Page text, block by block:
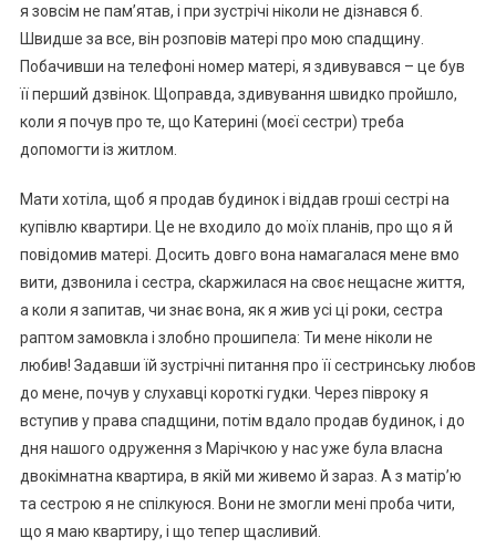
я зовсім не пам’ятав, і при зустрічі ніколи не дізнався б.
Швидше за все, він розповів матері про мою спадщину.
Побачивши на телефоні номер матері, я здивувався – це був
її перший дзвінок. Щоправда, здивування швидко пройшло,
коли я почув про те, що Катерині (моєї сестри) треба
допомогти із житлом.
Мати хотіла, щоб я продав будинок і віддав rроші сестрі на
купівлю квартири. Це не входило до моїх планів, про що я й
повідомив матері. Досить довго вона намагалася мене вмо
вити, дзвонила і сестра, сkаржилася на своє нещасне життя,
а коли я запитав, чи знає вона, як я жив усі ці роки, сестра
раптом замовкла і злобно прошипела: Ти мене ніколи не
любив! Задавши їй зустрічні питання про її сестринську любов
до мене, почув у слухавці короткі гудки. Через півроку я
вступив у права спадщини, потім вдало продав будинок, і до
дня нашого одруження з Марічкою у нас уже була власна
двокімнатна квартира, в якій ми живемо й зараз. А з матір’ю
та сестрою я не спілкуюся. Вони не змогли мені проба чити,
що я маю квартиру, і що тепер щасливий.